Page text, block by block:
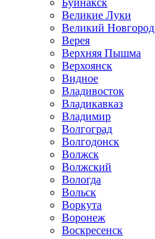
Буйнакск
Великие Луки
Великий Новгород
Верея
Верхняя Пышма
Верхоянск
Видное
Владивосток
Владикавказ
Владимир
Волгоград
Волгодонск
Волжск
Волжский
Вологда
Вольск
Воркута
Воронеж
Воскресенск